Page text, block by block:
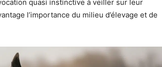
quasi instinctive à veiller sur leur
l’importance du milieu d’élevage et de